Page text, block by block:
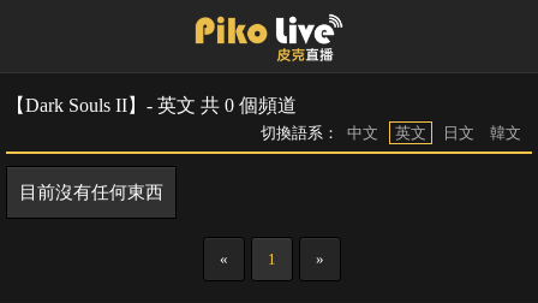
【Dark Souls II】- 英文 共 0 個頻道
切換語系： 中文 英文 日文 韓文
目前沒有任何東西
« 1 »